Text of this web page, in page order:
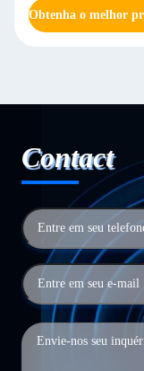
Obtenha o melhor
Contact